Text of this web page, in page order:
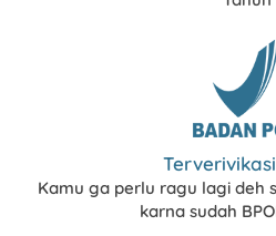
Kamu ga perlu ragu lagi deh
karna sudah